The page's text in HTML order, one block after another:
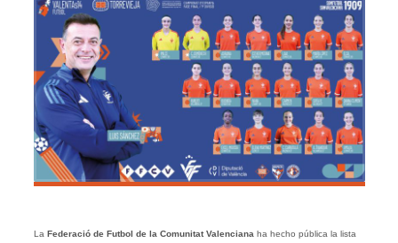
La Federació de Futbol de la Comunitat Valenciana ha hecho pública la lista